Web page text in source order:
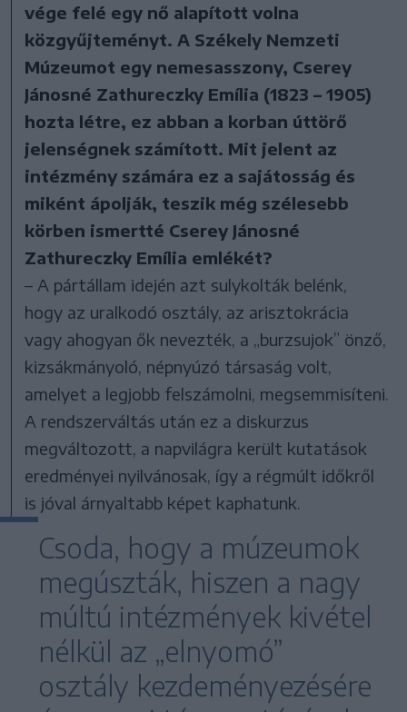
vége felé egy nő alapított volna
közgyűjteményt. A Székely Nemzeti
Múzeumot egy nemesasszony, Cserey
Jánosné Zathureczky Emília (1823 – 1905)
hozta létre, ez abban a korban úttörő
jelenségnek számított. Mit jelent az
intézmény számára ez a sajátosság és
miként ápolják, teszik még szélesebb
körben ismertté Cserey Jánosné
Zathureczky Emília emlékét?
– A pártállam idején azt sulykolták belénk,
hogy az uralkodó osztály, az arisztokrácia
vagy ahogyan ők nevezték, a „burzsujok” önző,
kizsákmányoló, népnyúzó társaság volt,
amelyet a legjobb felszámolni, megsemmisíteni.
A rendszerváltás után ez a diskurzus
megváltozott, a napvilágra került kutatások
eredményei nyilvánosak, így a régmúlt időkről
is jóval árnyaltabb képet kaphatunk.
Csoda, hogy a múzeumok
megúszták, hiszen a nagy
múltú intézmények kivétel
nélkül az „elnyomó”
osztály kezdeményezésére